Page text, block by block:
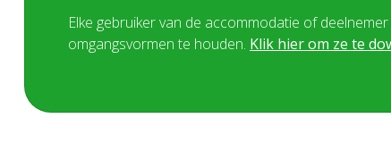
Elke gebruiker van de accommodatie of
omgangsvormen te houden. Klik hier om ze te